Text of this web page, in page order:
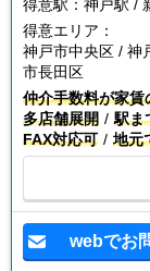
得意駅： 神戸駅 /
得意エリア：
神戸市中央区 / 神
市長田区
仲介手数料が家賃
多店舗展開
駅ま
FAX対応可
地元
webでお